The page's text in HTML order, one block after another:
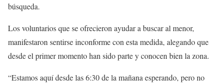
búsqueda.
Los voluntarios que se ofrecieron ayudar a buscar al menor,
manifestaron sentirse inconforme con esta medida, alegando que
desde el primer momento han sido parte y conocen bien la zona.
“Estamos aquí desde las 6:30 de la mañana esperando, pero no